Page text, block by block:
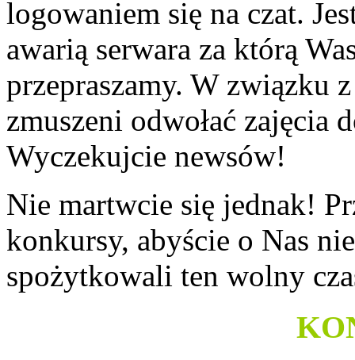
logowaniem się na czat.
awarią serwara za którą
przepraszamy. W związku
zmuszeni odwołać zajęcia
Wyczekujcie newsów!
Nie martwcie się jednak!
konkursy, abyście o Nas
spożytkowali ten wolny